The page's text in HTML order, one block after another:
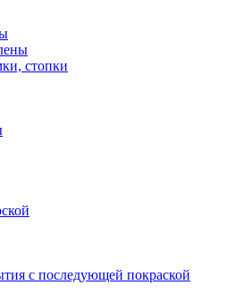
стопки
с последующей покраской